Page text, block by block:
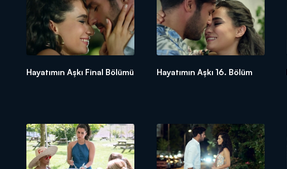
Hayatımın Aşkı Final Bölümü Hayatımın Aşkı 16. Bölüm